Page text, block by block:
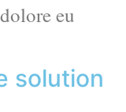
eu
solution